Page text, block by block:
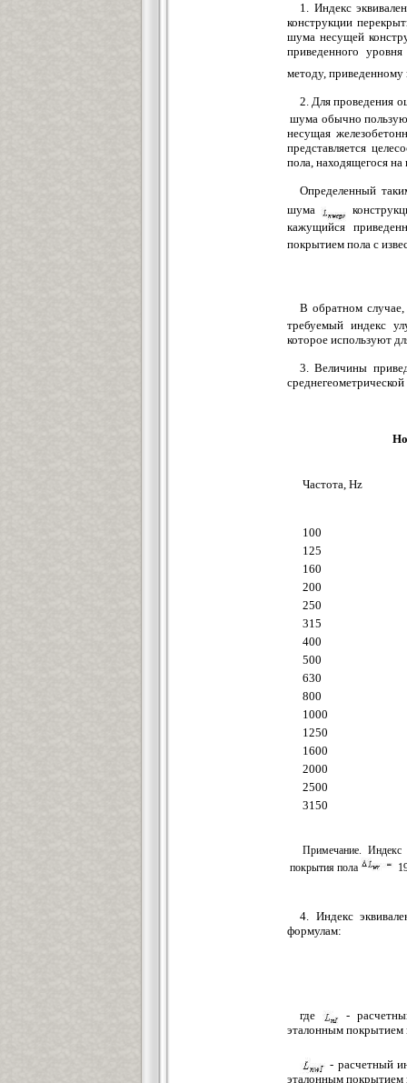
1. Индекс
конструкции
шума несущей
приведенного
методу,
2. Для проведения
шума обычно
несущая
представляется
пола, находящегося
Определенный
шума
кажущийся
покрытием пола с
В обратном
требуемый индекс
которое используют
3. Величины
Частота, Hz
100
125
160
200
250
315
400
500
630
800
1000
1250
1600
2000
2500
3150
Примечание. Индекс
покрытия пола
4. Индекс
формулам:
где
-
эталонным покрытием
- расчетный
эталонным